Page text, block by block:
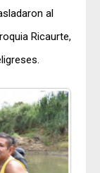
al
Ricaurte,